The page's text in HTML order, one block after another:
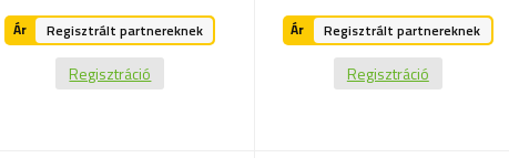
Ár Regisztrált partnereknek
Regisztráció
Ár Regisztrált partnereknek
Regisztráció